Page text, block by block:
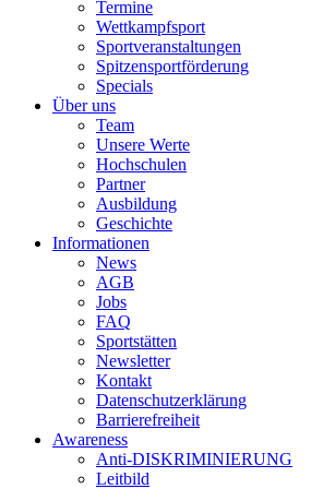
Termine
Wettkampfsport
Sportveranstaltungen
Spitzensportförderung
Specials
Über uns
Team
Unsere Werte
Hochschulen
Partner
Ausbildung
Geschichte
Informationen
News
AGB
Jobs
FAQ
Sportstätten
Newsletter
Kontakt
Datenschutzerklärung
Barrierefreiheit
Awareness
Anti-DISKRIMINIERUNG
Leitbild